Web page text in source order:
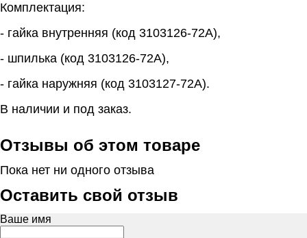
Комплектация:
- гайка внутренняя (код 3103126-72А),
- шпилька (код 3103126-72А),
- гайка наружняя (код 3103127-72А).
В наличии и под заказ.
Отзывы об этом товаре
Пока нет ни одного отзыва
Оставить свой отзыв
Ваше имя